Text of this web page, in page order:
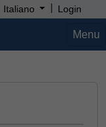
Italiano | Login
Menu